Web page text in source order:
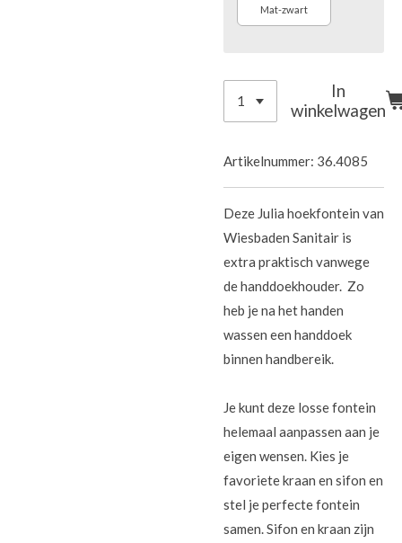
Mat-zwart
In
winkelwagen
Artikelnummer: 36.4085
Deze Julia hoekfontein van
Wiesbaden Sanitair is
extra praktisch vanwege
de handdoekhouder. Zo
heb je na het handen
wassen een handdoek
binnen handbereik.
Je kunt deze losse fontein
helemaal aanpassen aan je
eigen wensen. Kies je
favoriete kraan en sifon en
stel je perfecte fontein
samen. Sifon en kraan zijn